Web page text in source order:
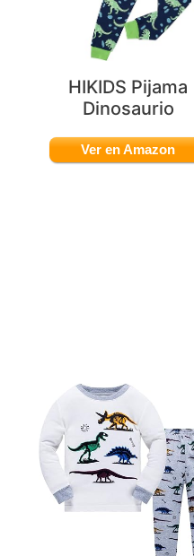
HIKIDS Pijama
Dinosaurio
Ver en Amazon